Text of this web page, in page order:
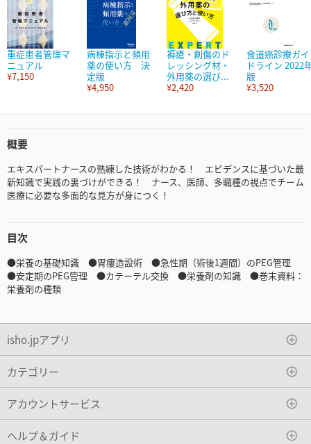
重症患者管理マ
ニュアル
¥7,150
病棟指示と頻用
薬の使い方 決
定版
¥4,950
褥瘡・創傷のド
レッシング材・
外用薬の選び...
¥2,420
食道癌診療ガイ
ドライン 2022
版
¥3,520
概要
エキスパートナースの熟練した技術がわかる！ エビデンスに基づいた最
新知識で実践の裏づけができる！ ナース、医師、多職種の視点でチーム
医療に必要な多面的な見方が身につく！
目次
●栄養の基礎知識 ●胃瘻造設術 ●急性期（術後1週間）のPEG管理
●安定期のPEG管理 ●カテーテル交換 ●栄養剤の知識 ●巻末資料：
栄養剤の種類
isho.jpアプリ
カテゴリー
アカウントサービス
ヘルプ＆ガイド